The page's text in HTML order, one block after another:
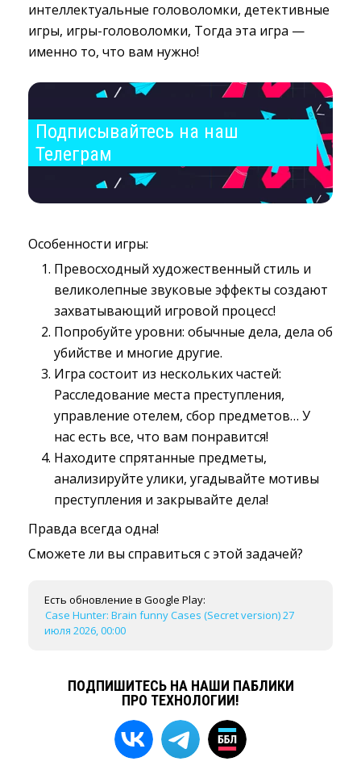
интеллектуальные головоломки, детективные
игры, игры-головоломки, Тогда эта игра —
именно то, что вам нужно!
Подписывайтесь на наш
Телеграм
Особенности игры:
Превосходный художественный стиль и
великолепные звуковые эффекты создают
захватывающий игровой процесс!
Попробуйте уровни: обычные дела, дела об
убийстве и многие другие.
Игра состоит из нескольких частей:
Расследование места преступления,
управление отелем, сбор предметов… У
нас есть все, что вам понравится!
Находите спрятанные предметы,
анализируйте улики, угадывайте мотивы
преступления и закрывайте дела!
Правда всегда одна!
Сможете ли вы справиться с этой задачей?
Есть обновление в Google Play:
Case Hunter: Brain funny Cases (Secret version) 27
июля 2026, 00:00
ПОДПИШИТЕСЬ НА НАШИ ПАБЛИКИ
ПРО ТЕХНОЛОГИИ!